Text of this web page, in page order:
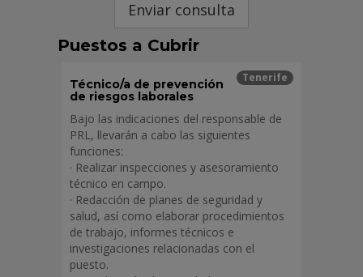
personal que hagamos, sus datos no
serán cedidos a excepción de aquellos
casos que sean obligatorios como es el
caso de la Administración y a nuestros
Gestores, Consultores y Asesoría Laboral
para poder realizar la selección y
contratación.
FINALIDADES (Datos del
Curriculo):
Acepto y consiento para la creación,
tratamiento y gestión de los datos en
procesos selectivos de personal. Acepto
y consiento para que “La Entidad” me
realice comunicaciones por cualquier
medio (electrónico o no electrónico).
Acepto y consiento para que el
departamento de Nomina, Personal y
RRHH realice las gestiones vinculadas al
Puestos a Cubrir
Tenerife
Técnico/a de prevención
de riesgos laborales
Bajo las indicaciones del responsable de
PRL, llevarán a cabo las siguientes
funciones:
· Realizar inspecciones y asesoramiento
técnico en campo.
· Redacción de planes de seguridad y
salud, así como elaborar procedimientos
de trabajo, informes técnicos e
investigaciones relacionadas con el
puesto.